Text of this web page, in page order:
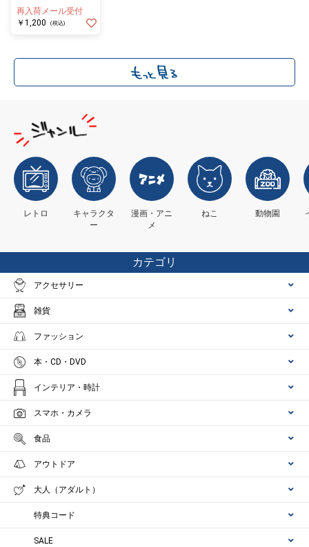
ー P1 等身
再入荷メール受付
￥1,200
(税込)
レトロ
キャラクタ
ー
漫画・アニ
メ
ねこ 動物園
カテゴリ
アクセサリー
雑貨
ファッション
本・CD・DVD
インテリア・時計
スマホ・カメラ
食品
アウトドア
大人（アダルト）
特典コード
SALE